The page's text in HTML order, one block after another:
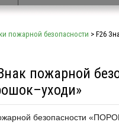
пожарной безопасности > F26
пожарной
безопасности